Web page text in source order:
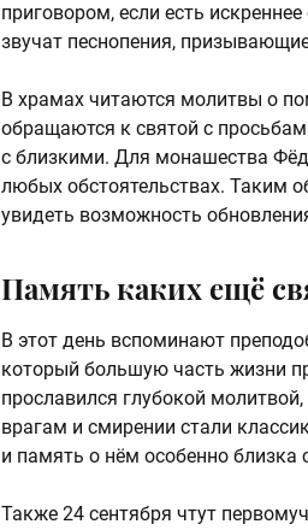
приговором, если есть
звучат песнопения,
В храмах читаются молитвы о
обращаются к святой с
с близкими. Для монашества
любых обстоятельствах. Таким
увидеть возможность
Память каких ещё
В этот день вспоминают
который большую часть жизни
прославился глубокой
врагам и смирении стали
и память о нём особенно
Также 24 сентября чтут